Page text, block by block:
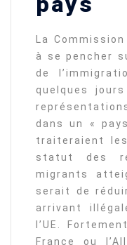
La
à se pencher
de
quelques
dans un «
traiteraient
statut des
migrants
serait de
arrivant
l’UE.
France ou